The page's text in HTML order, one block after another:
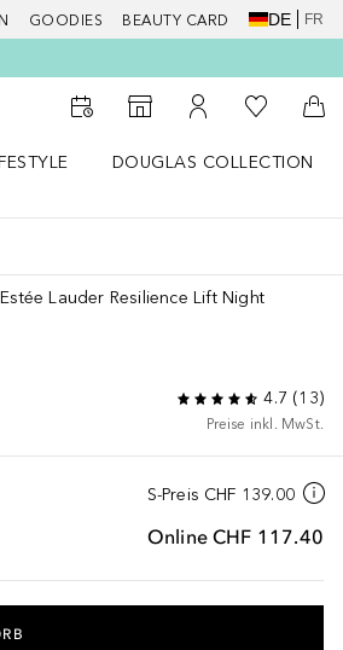
GOODIES BEAUTY CARD DE FR
Zum Storefinder
Zu Meinem
Zu Meiner
DOUGLAS COLLECTION
Estée Lauder Resilience Lift Night
4.7 (13)
Preise inkl. MwSt.
S-Preis CHF 139.00
Online CHF 117.40